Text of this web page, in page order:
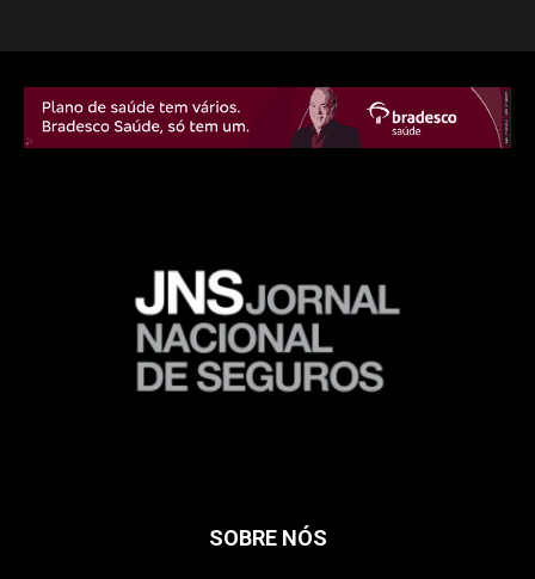
SOBRE NÓS